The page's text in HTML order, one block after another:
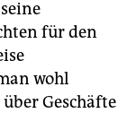
für den
wohl
Geschäfte